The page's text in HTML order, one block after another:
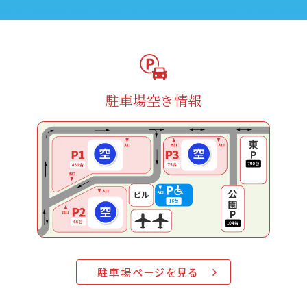
駐車場空き情報
駐車場ページを見る